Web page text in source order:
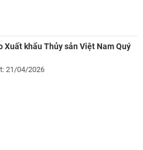
Xuất khẩu Thủy sản Việt Nam Quý
21/04/2026